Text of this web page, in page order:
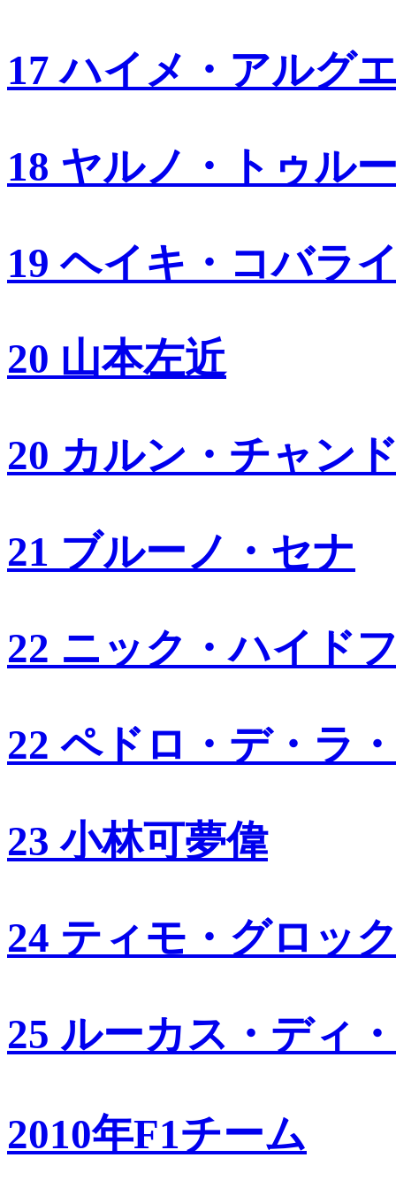
17 ハイメ・アルグ
18 ヤルノ・トゥル
19 ヘイキ・コバラ
20 山本左近
20 カルン・チャン
21 ブルーノ・セナ
22 ニック・ハイド
22 ペドロ・デ・ラ
23 小林可夢偉
24 ティモ・グロッ
25 ルーカス・ディ
2010年F1チーム